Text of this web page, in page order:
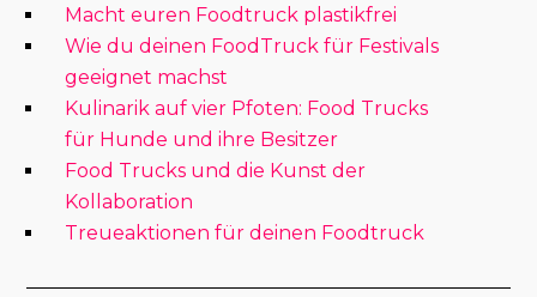
Macht euren Foodtruck plastikfrei
Wie du deinen FoodTruck für Festivals
geeignet machst
Kulinarik auf vier Pfoten: Food Trucks
für Hunde und ihre Besitzer
Food Trucks und die Kunst der
Kollaboration
Treueaktionen für deinen Foodtruck